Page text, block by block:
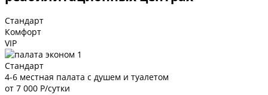
Стандарт
Комфорт
VIP
Стандарт
4-6 местная палата с душем и туалетом
от 7 000 Р/сутки